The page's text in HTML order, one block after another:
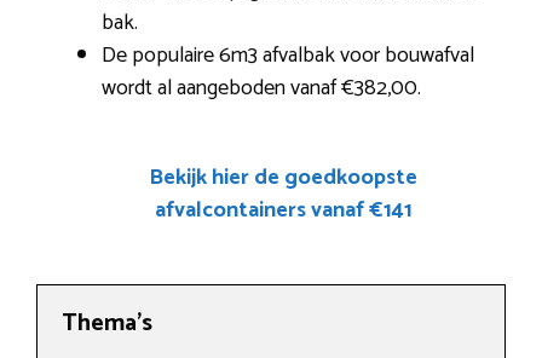
bak.
De populaire 6m3 afvalbak voor bouwafval
wordt al aangeboden vanaf €382,00.
Bekijk hier de goedkoopste
afvalcontainers vanaf €141
Thema’s